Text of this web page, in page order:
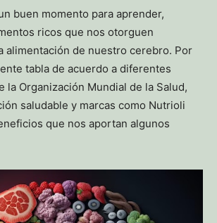
buen momento para aprender,
ricos que nos otorguen
alimentación de nuestro cerebro. Por
tabla de acuerdo a diferentes
la Organización Mundial de la Salud,
saludable y marcas como Nutrioli
que nos aportan algunos